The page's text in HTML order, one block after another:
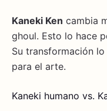
Kaneki Ken cambia
ghoul. Esto lo hace
Su transformación
para el arte.
Kaneki humano vs.